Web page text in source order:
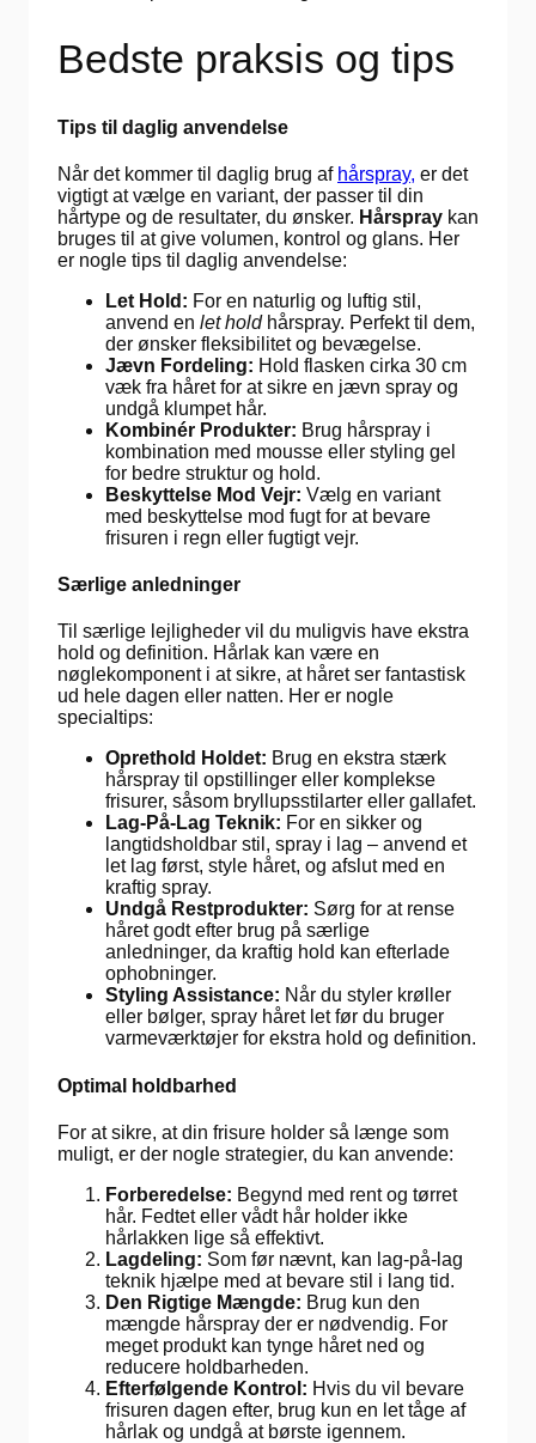
Bedste praksis og tips
Tips til daglig anvendelse
Når det kommer til daglig brug af hårspray, er det
vigtigt at vælge en variant, der passer til din
hårtype og de resultater, du ønsker. Hårspray kan
bruges til at give volumen, kontrol og glans. Her
er nogle tips til daglig anvendelse:
Let Hold: For en naturlig og luftig stil,
anvend en let holdhårspray. Perfekt til dem,
der ønsker fleksibilitet og bevægelse.
Jævn Fordeling: Hold flasken cirka 30 cm
væk fra håret for at sikre en jævn spray og
undgå klumpet hår.
Kombinér Produkter: Brug hårspray i
kombination med mousse eller styling gel
for bedre struktur og hold.
Beskyttelse Mod Vejr: Vælg en variant
med beskyttelse mod fugt for at bevare
frisuren i regn eller fugtigt vejr.
Særlige anledninger
Til særlige lejligheder vil du muligvis have ekstra
hold og definition. Hårlak kan være en
nøglekomponent i at sikre, at håret ser fantastisk
ud hele dagen eller natten. Her er nogle
specialtips:
Oprethold Holdet: Brug en ekstra stærk
hårspray til opstillinger eller komplekse
frisurer, såsom bryllupsstilarter eller gallafet.
Lag-På-Lag Teknik: For en sikker og
langtidsholdbar stil, spray i lag – anvend et
let lag først, style håret, og afslut med en
kraftig spray.
Undgå Restprodukter: Sørg for at rense
håret godt efter brug på særlige
anledninger, da kraftig hold kan efterlade
ophobninger.
Styling Assistance: Når du styler krøller
eller bølger, spray håret let før du bruger
varmeværktøjer for ekstra hold og definition.
Optimal holdbarhed
For at sikre, at din frisure holder så længe som
muligt, er der nogle strategier, du kan anvende:
Forberedelse: Begynd med rent og tørret
hår. Fedtet eller vådt hår holder ikke
hårlakken lige så effektivt.
Lagdeling: Som før nævnt, kan lag-på-lag
teknik hjælpe med at bevare stil i lang tid.
Den Rigtige Mængde: Brug kun den
mængde hårspray der er nødvendig. For
meget produkt kan tynge håret ned og
reducere holdbarheden.
Efterfølgende Kontrol: Hvis du vil bevare
frisuren dagen efter, brug kun en let tåge af
hårlak og undgå at børste igennem.